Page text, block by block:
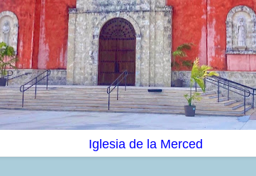
Iglesia de la Merced